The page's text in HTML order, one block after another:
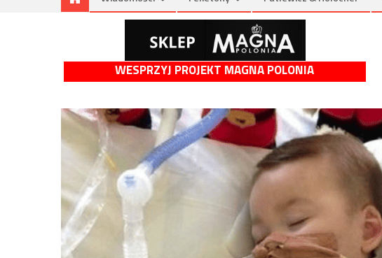
WESPRZYJ PROJEKT MAGNA POLONIA